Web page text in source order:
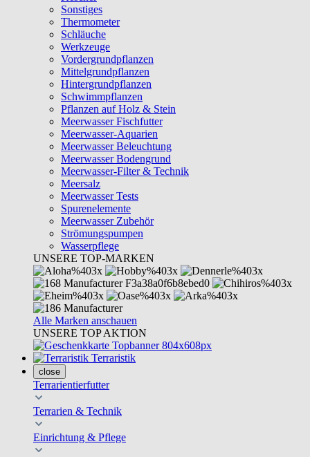
Sonstiges
Thermometer
Schläuche
Werkzeuge
Vordergrundpflanzen
Mittelgrundpflanzen
Hintergrundpflanzen
Schwimmpflanzen
Pflanzen auf Holz & Stein
Meerwasser Fischfutter
Meerwasser-Aquarien
Meerwasser Beleuchtung
Meerwasser Bodengrund
Meerwasser-Filter & Technik
Meersalz
Meerwasser Tests
Spurenelemente
Meerwasser Zubehör
Strömungspumpen
Wasserpflege
UNSERE TOP-MARKEN
Alle Marken anschauen
UNSERE TOP AKTION
Terraristik
close
Terrarientierfutter
Terrarien & Technik
Einrichtung & Pflege